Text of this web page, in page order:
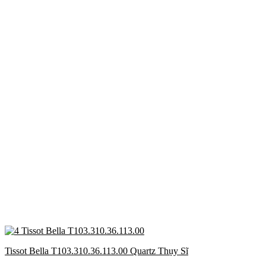
Tissot Bella T103.310.36.113.00 Quartz Thụy Sĩ